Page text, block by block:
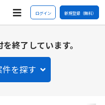
ログイン 新規登録（無料）
終了しています。
を探す